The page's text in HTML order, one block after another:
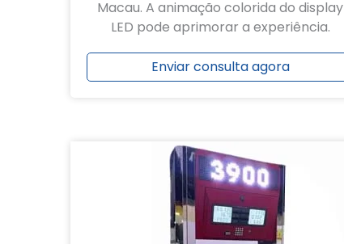
Macau. A animação colorida do display
LED pode aprimorar a experiência.
Enviar consulta agora